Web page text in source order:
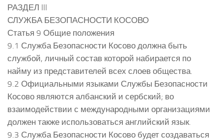
РАЗДЕЛ III
СЛУЖБА БЕЗОПАСНОСТИ КОСОВО
Статья 9 Общие положения
9.1 Служба Безопасности Косово должна быть
службой, личный состав которой набирается по
найму из представителей всех слоев общества.
9.2 Официальными языками Службы Безопасности
Косово являются албанский и сербский; во
взаимодействии с международными организациями
должен также использоваться английский язык.
9.3 Служба Безопасности Косово будет создаваться